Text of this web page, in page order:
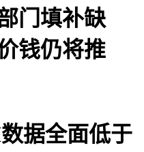
门填补缺
钱仍将推
据全面低于